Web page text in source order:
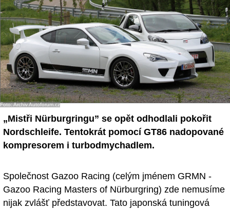
Foto: Archiv Autoforum.cz
„Mistři Nürburgringu” se opět odhodlali pokořit
Nordschleife. Tentokrát pomocí GT86 nadopované
kompresorem i turbodmychadlem.
Společnost Gazoo Racing (celým jménem GRMN -
Gazoo Racing Masters of Nürburgring) zde nemusíme
nijak zvlášť představovat. Tato japonská tuningová